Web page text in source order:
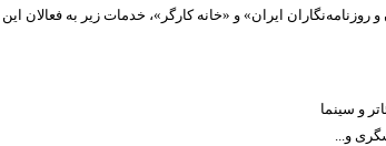
ایران» و «خانه کارگر»، خدمات زیر به فعالان این
و...